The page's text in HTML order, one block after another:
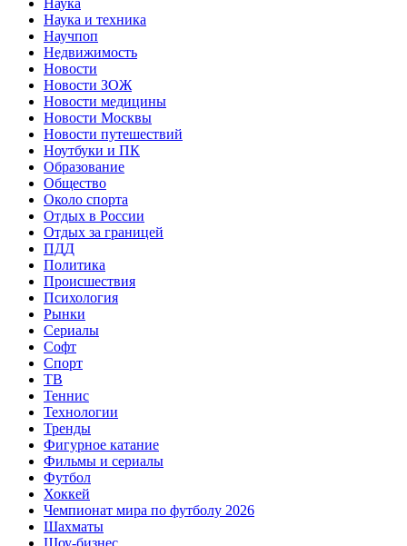
Наука и техника
Научпоп
Недвижимость
Новости
Новости ЗОЖ
Новости медицины
Новости Москвы
Новости путешествий
Ноутбуки и ПК
Образование
Общество
Около спорта
Отдых в России
Отдых за границей
ПДД
Политика
Происшествия
Психология
Рынки
Сериалы
Софт
Спорт
ТВ
Теннис
Технологии
Тренды
Фигурное катание
Фильмы и сериалы
Футбол
Хоккей
Чемпионат мира по футболу 2026
Шахматы
Шоу-бизнес